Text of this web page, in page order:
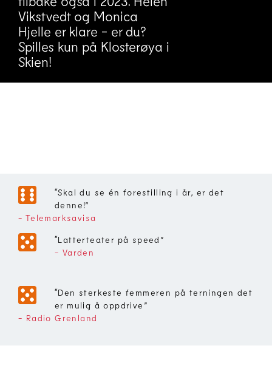
Vikstvedt og Monica
Hjelle er klare - er du?
Spilles kun på Klosterøya i
Skien!
“Skal du se én forestilling i år, er det
denne!”
- Telemarksavisa
“Latterteater på speed ”
- Varden
“Den sterkeste femmeren på terningen det
er mulig å oppdrive ”
- Radio Grenland